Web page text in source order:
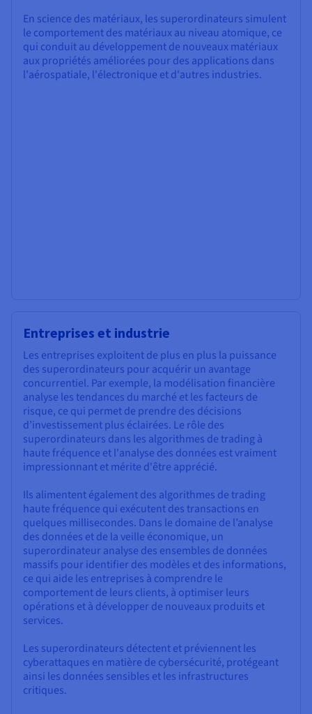
En science des matériaux, les superordinateurs simulent
le comportement des matériaux au niveau atomique, ce
qui conduit au développement de nouveaux matériaux
aux propriétés améliorées pour des applications dans
l'aérospatiale, l'électronique et d'autres industries.
Entreprises et industrie
Les entreprises exploitent de plus en plus la puissance
des superordinateurs pour acquérir un avantage
concurrentiel. Par exemple, la modélisation financière
analyse les tendances du marché et les facteurs de
risque, ce qui permet de prendre des décisions
d’investissement plus éclairées. Le rôle des
superordinateurs dans les algorithmes de trading à
haute fréquence et l'analyse des données est vraiment
impressionnant et mérite d'être apprécié.
Ils alimentent également des algorithmes de trading
haute fréquence qui exécutent des transactions en
quelques millisecondes. Dans le domaine de l’analyse
des données et de la veille économique, un
superordinateur analyse des ensembles de données
massifs pour identifier des modèles et des informations,
ce qui aide les entreprises à comprendre le
comportement de leurs clients, à optimiser leurs
opérations et à développer de nouveaux produits et
services.
Les superordinateurs détectent et préviennent les
cyberattaques en matière de cybersécurité, protégeant
ainsi les données sensibles et les infrastructures
critiques.